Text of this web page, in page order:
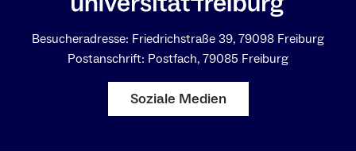
Besucheradresse: Friedrichstraße 39, 79098 Freiburg
Postanschrift: Postfach, 79085 Freiburg
Soziale Medien